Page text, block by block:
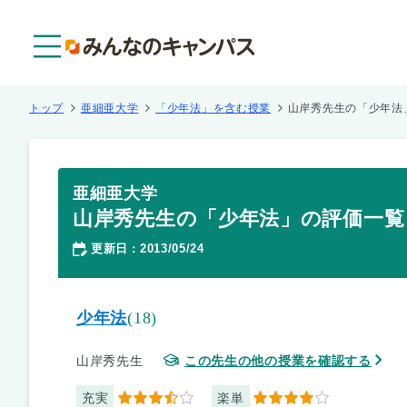
トップ 亜細亜大学 「少年法」を含む授業 山岸秀先生の「少年法
亜細亜大学
山岸秀先生の「少年法」の評価一覧
更新日 ： 2013/05/24
少年法(18)
山岸秀先生 この先生の他の授業を確認する
充実 3.5 楽単 4